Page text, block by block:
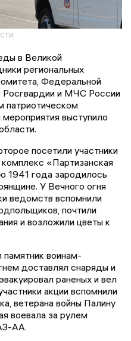
в Великой
региональных
Федеральной
Росгвардии и МЧС России
патриотическом
выступило
посетили участники
«Партизанская
1941 года зародилось
У Вечного огня
ведомств вспомнили
почтили
и возложили цветы к
воинам-
доставлял снаряды и
раненых и вел
акции вспомнили
ветерана войны Палину
воевала за рулем
АА.